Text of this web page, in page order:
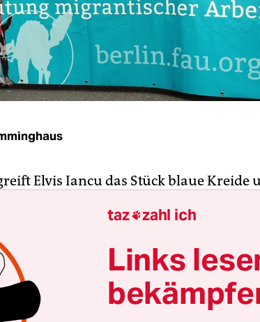
Elvis Iancu das Stück blaue Kreide
Schiefertafel im ersten Obergeschoss
Mall of Berlin; hier können
an den Konsumtempel oder
„Anni und Lisa BFF“ steht da, neben
Spruch ist politisch.
taz zahl ich
Links